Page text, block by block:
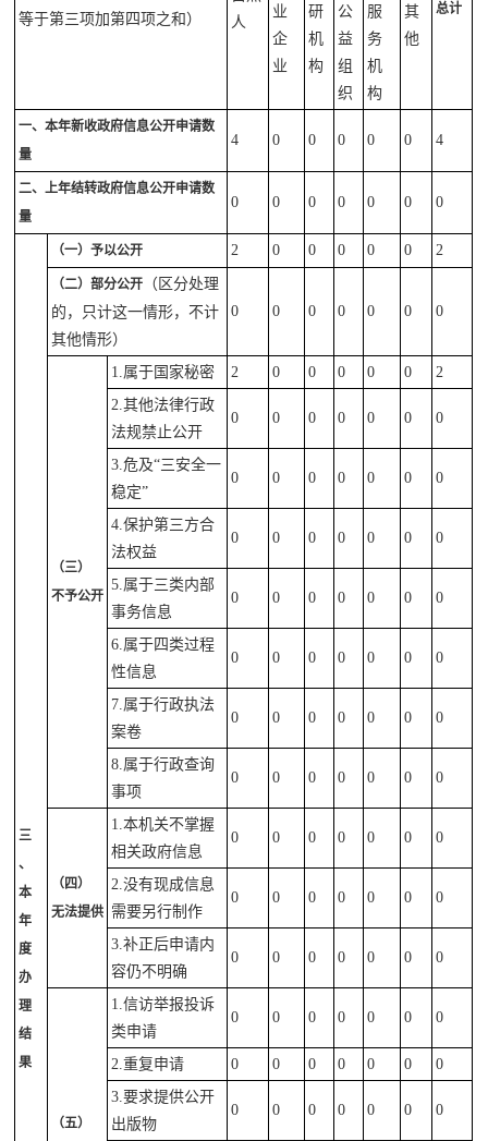
等于第三项加第四项之和）
人
总计
业
企
业
研
机
构
公
益
组
织
服
务
机
构
其
他
一、本年新收政府信息公开申请数
量
4 0 0 0 0 0 4
二、上年结转政府信息公开申请数
量
0 0 0 0 0 0 0
三
、
本
年
度
办
理
结
果
（一）予以公开 2 0 0 0 0 0 2
（二）部分公开 （区分处理
的，只计这一情形，不计
其他情形）
0 0 0 0 0 0 0
（三）
不予公开
1.属于国家秘密 2 0 0 0 0 0
2
2.其他法律行政
法规禁止公开
0 0 0 0 0 0 0
3.危及“三安全一
稳定”
0 0 0 0 0 0 0
4.保护第三方合
法权益
0 0 0 0 0 0 0
5.属于三类内部
事务信息
0 0 0 0 0 0 0
6.属于四类过程
性信息
0 0 0 0 0 0 0
7.属于行政执法
案卷
0 0 0 0 0 0 0
8.属于行政查询
事项
0 0 0 0 0 0 0
（四）
无法提供
1.本机关不掌握
相关政府信息
0 0 0 0 0 0 0
2.没有现成信息
需要另行制作
0 0 0 0 0 0 0
3.补正后申请内
容仍不明确
0 0 0 0 0 0 0
（五）
1.信访举报投诉
类申请
0 0 0 0 0 0 0
2.重复申请 0 0 0 0 0 0
0
3.要求提供公开
出版物
0 0 0 0 0 0 0